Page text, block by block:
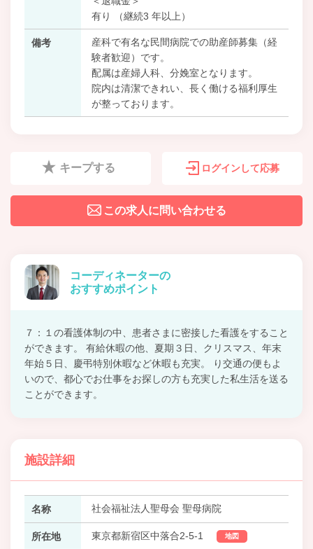
有り （継続3 年以上）
備考
産科で有名な民間病院での助産師募集（経
験者歓迎）です。
配属は産婦人科、分娩室となります。
院内は清潔できれい、長く働ける福利厚生
が整っております。
キープする ログインして応募
この求人に問い合わせる
コーディネーターの
おすすめポイント
７：１の看護体制の中、患者さまに密接した看護をすること
ができます。 有給休暇の他、夏期３日、クリスマス、年末
年始５日、慶弔特別休暇など休暇も充実。 り交通の便もよ
いので、都心でお仕事をお探しの方も充実した私生活を送る
ことができます。
施設詳細
名称 社会福祉法人聖母会 聖母病院
所在地 東京都新宿区中落合2-5-1 地図